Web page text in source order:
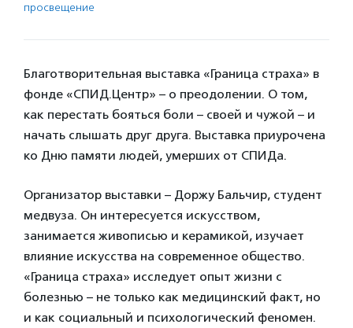
просвещение
Благотворительная выставка «Граница страха» в
фонде «СПИД.Центр» – о преодолении. О том,
как перестать бояться боли – своей и чужой – и
начать слышать друг друга. Выставка приурочена
ко Дню памяти людей, умерших от СПИДа.
Организатор выставки – Доржу Бальчир, студент
медвуза. Он интересуется искусством,
занимается живописью и керамикой, изучает
влияние искусства на современное общество.
«Граница страха» исследует опыт жизни с
болезнью – не только как медицинский факт, но
и как социальный и психологический феномен.